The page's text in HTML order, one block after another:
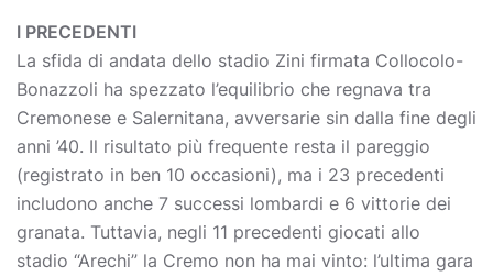
I PRECEDENTI
La sfida di andata dello stadio Zini firmata Collocolo-
Bonazzoli ha spezzato l’equilibrio che regnava tra
Cremonese e Salernitana, avversarie sin dalla fine degli
anni ’40. Il risultato più frequente resta il pareggio
(registrato in ben 10 occasioni), ma i 23 precedenti
includono anche 7 successi lombardi e 6 vittorie dei
granata. Tuttavia, negli 11 precedenti giocati allo
stadio “Arechi” la Cremo non ha mai vinto: l’ultima gara